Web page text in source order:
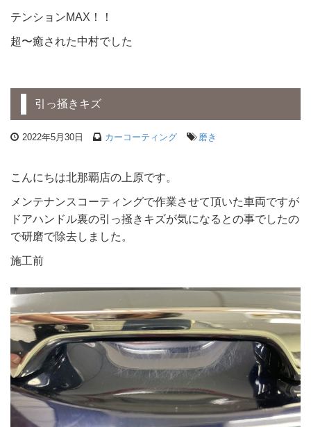
テンションMAX！！
超〜癒された中村でした
引っ掻きキズ
2022年5月30日 カーコーティング 磨き
こんにちは北那覇店の上原です。
メンテナンスコーティングで作業させて頂いた車両ですが
ドアハンドル裏の引っ掻きキズが気になるとの事でしたの
で研磨で除去しました。
施工前